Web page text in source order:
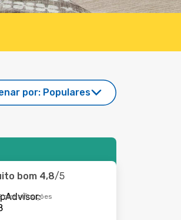
por: Populares
bom 4,8/5
classificações